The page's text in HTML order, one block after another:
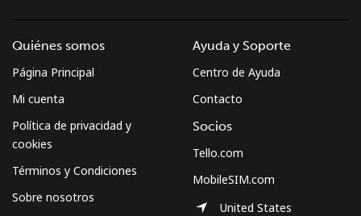
Quiénes somos
Página Principal
Mi cuenta
Política de privacidad y
cookies
Términos y Condiciones
Sobre nosotros
Ayuda y Soporte
Centro de Ayuda
Contacto
Socios
Tello.com
MobileSIM.com
United States